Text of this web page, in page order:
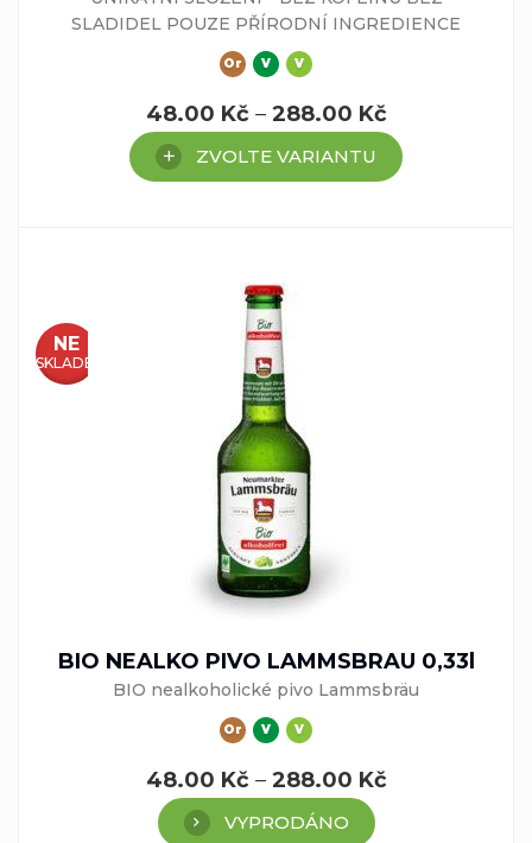
SLADIDEL POUZE PŘÍRODNÍ INGREDIENCE
Or V V
48.00 Kč – 288.00 Kč
ZVOLTE VARIANTU
NE
SKLADEM
BIO NEALKO PIVO LAMMSBRAU 0,33l
BIO nealkoholické pivo Lammsbräu
Or V V
48.00 Kč – 288.00 Kč
VYPRODÁNO